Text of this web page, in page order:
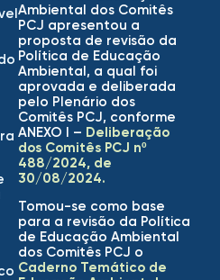
Ambiental dos Comitês
PCJ apresentou a
proposta de revisão da
Política de Educação
Ambiental, a qual foi
aprovada e deliberada
pelo Plenário dos
Comitês PCJ, conforme
ANEXO I – Deliberação
dos Comitês PCJ nº
488/2024, de
30/08/2024.
Tomou-se como base
para a revisão da Política
de Educação Ambiental
dos Comitês PCJ o
Caderno Temático de